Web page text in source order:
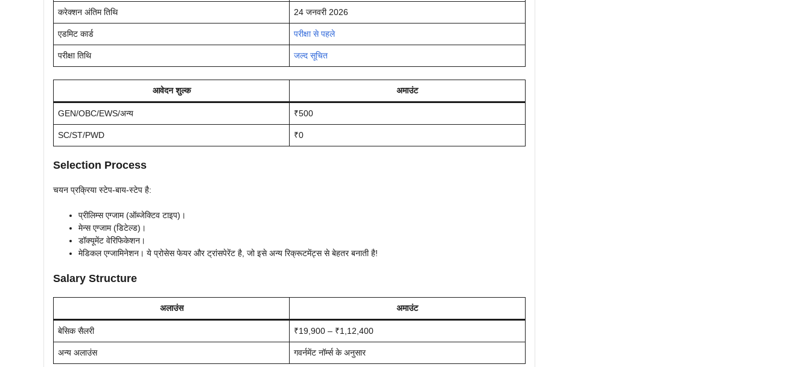
करेक्शन अंतिम तिथि 24 जनवरी 2026
एडमिट कार्ड परीक्षा से पहले
परीक्षा तिथि जल्द सूचित
आवेदन शुल्क अमाउंट
GEN/OBC/EWS/अन्य ₹500
SC/ST/PWD ₹0
Selection Process
चयन प्रक्रिया स्टेप-बाय-स्टेप है:
प्रीलिम्स एग्जाम (ऑब्जेक्टिव टाइप)।
मेन्स एग्जाम (डिटेल्ड)।
डॉक्यूमेंट वेरिफिकेशन।
मेडिकल एग्जामिनेशन। ये प्रोसेस फेयर और ट्रांसपेरेंट है, जो इसे अन्य रिक्रूटमेंट्स से बेहतर बनाती है!
Salary Structure
अलाउंस अमाउंट
बेसिक सैलरी ₹19,900 – ₹1,12,400
अन्य अलाउंस गवर्नमेंट नॉर्म्स के अनुसार